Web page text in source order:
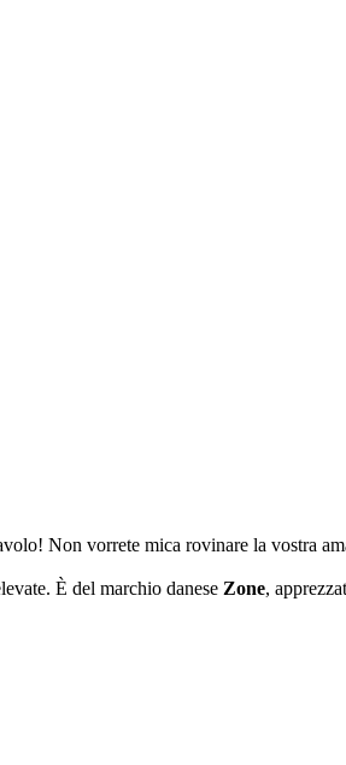
Non vorrete mica rovinare la vostra
È del marchio danese Zone,